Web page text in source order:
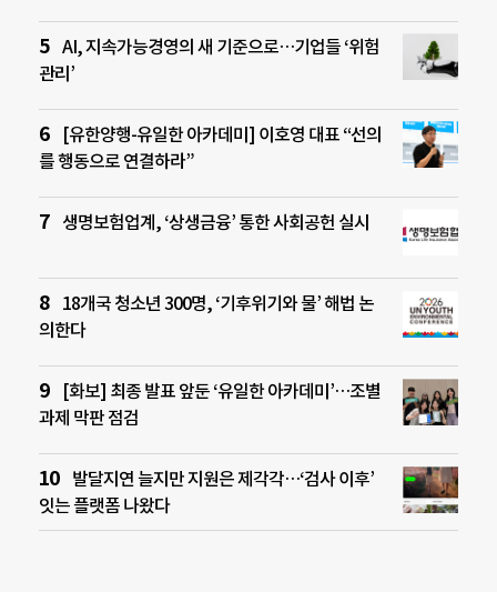
AI, 지속가능경영의 새 기준으로…기업들 ‘위험
관리’
[유한양행-유일한 아카데미] 이호영 대표 “선의
를 행동으로 연결하라”
생명보험업계, ‘상생금융’ 통한 사회공헌 실시
18개국 청소년 300명, ‘기후위기와 물’ 해법 논
의한다
[화보] 최종 발표 앞둔 ‘유일한 아카데미’…조별
과제 막판 점검
발달지연 늘지만 지원은 제각각…‘검사 이후’
잇는 플랫폼 나왔다